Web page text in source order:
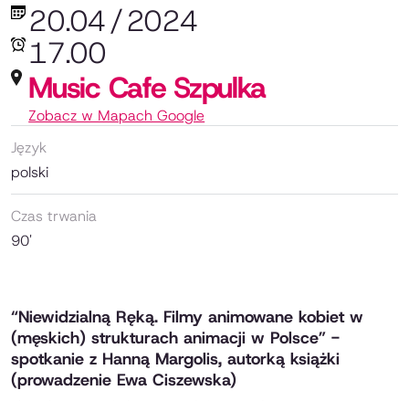
20.04/2024
17.00
Music Cafe Szpulka
Zobacz w Mapach Google
Język
polski
Czas trwania
90'
“Niewidzialną Ręką. Filmy animowane kobiet w
(męskich) strukturach animacji w Polsce” -
spotkanie z Hanną Margolis, autorką książki
(prowadzenie Ewa Ciszewska)